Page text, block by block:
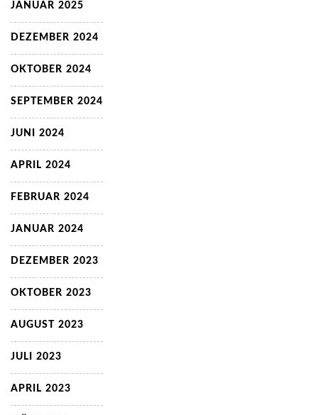
JANUAR 2025
DEZEMBER 2024
OKTOBER 2024
SEPTEMBER 2024
JUNI 2024
APRIL 2024
FEBRUAR 2024
JANUAR 2024
DEZEMBER 2023
OKTOBER 2023
AUGUST 2023
JULI 2023
APRIL 2023